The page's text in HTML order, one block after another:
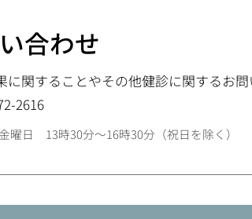
合わせ
に関することやその他健診に関するお
2616
曜日 13時30分～16時30分（祝日を除く）